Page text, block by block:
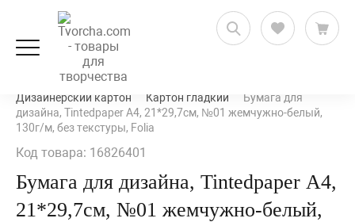
Художественные товары
Дизайнерский картон
Картон гладкий
Бумага для
дизайна, Tintedpaper А4, 21*29,7см, №01 жемчужно-белый,
130г/м, без текстуры, Folia
Код товара: 16826401
Бумага для дизайна, Tintedpaper А4,
21*29,7см, №01 жемчужно-белый,